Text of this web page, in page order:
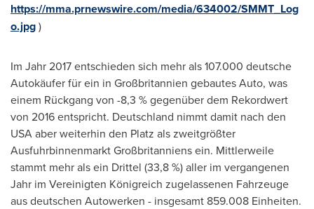
https://mma.prnewswire.com/media/634002/SMMT_Log
o.jpg)
Im Jahr2017 entschieden sich mehr als 107.000 deutsche
Autokäufer für ein in Großbritannien gebautes Auto, was
einem Rückgang von -8,3 % gegenüber dem Rekordwert
von 2016 entspricht. Deutschland nimmt damit nach den
USAaber weiterhin den Platz als zweitgrößter
Ausfuhrbinnenmarkt Großbritanniens ein. Mittlerweile
stammt mehr als ein Drittel (33,8 %) aller im vergangenen
Jahr im Vereinigten Königreich zugelassenen Fahrzeuge
aus deutschen Autowerken - insgesamt 859.008 Einheiten.